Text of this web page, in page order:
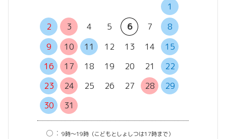
1
2
3 4 5 6 7
8
9
10 11 12 13 14
15
16
17 18 19 20 21
22
23
24 25 26 27 28
29
30
31
○： 9時〜19時（こどもとしょしつは17時まで）